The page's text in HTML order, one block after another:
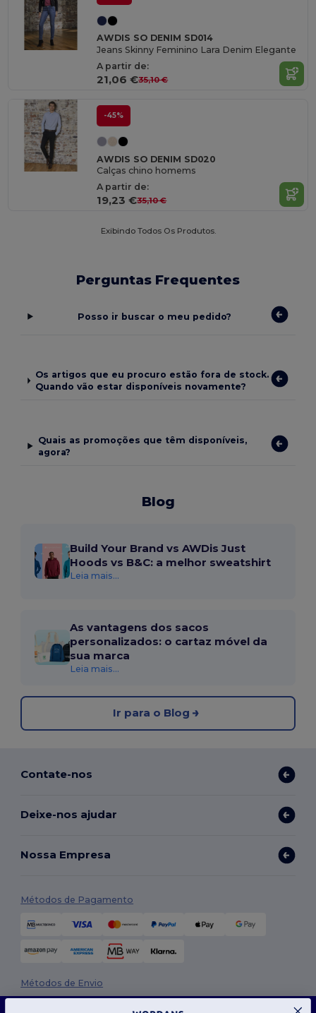
AWDIS SO DENIM SD014
Jeans Skinny Feminino Lara Denim Elegante
A partir de:
21,06 €35,10 €
-45%
AWDIS SO DENIM SD020
Calças chino homems
A partir de:
19,23 €35,10 €
Exibindo Todos Os Produtos.
Perguntas Frequentes
Posso ir buscar o meu pedido?
Os artigos que eu procuro estão fora de stock.
Quando vão estar disponíveis novamente?
Quais as promoções que têm disponíveis,
agora?
Blog
Build Your Brand vs AWDis Just
Hoods vs B&C: a melhor sweatshirt
Leia mais...
As vantagens dos sacos
personalizados: o cartaz móvel da
sua marca
Leia mais...
Ir para o Blog
Contate-nos
Deixe-nos ajudar
Nossa Empresa
Métodos de Pagamento
Métodos de Envio